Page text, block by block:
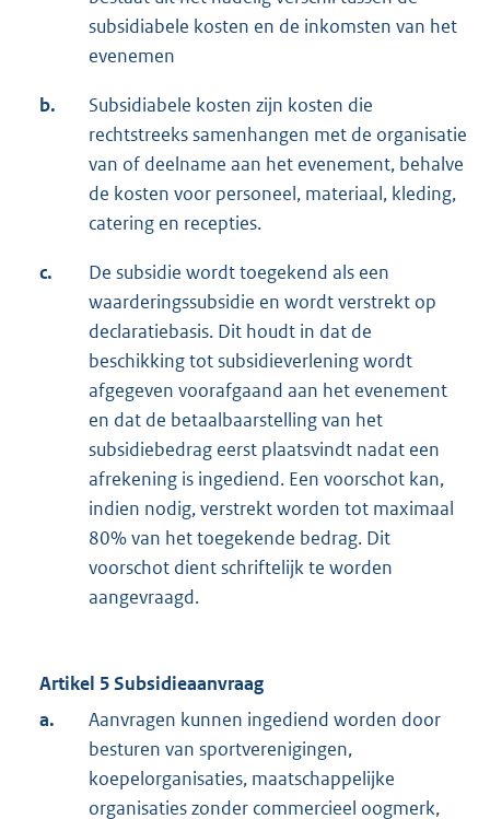
subsidiabele kosten en de inkomsten van het
evenemen
b.
Subsidiabele kosten zijn kosten die
rechtstreeks samenhangen met de organisatie
van of deelname aan het evenement, behalve
de kosten voor personeel, materiaal, kleding,
catering en recepties.
c.
De subsidie wordt toegekend als een
waarderingssubsidie en wordt verstrekt op
declaratiebasis. Dit houdt in dat de
beschikking tot subsidieverlening wordt
afgegeven voorafgaand aan het evenement
en dat de betaalbaarstelling van het
subsidiebedrag eerst plaatsvindt nadat een
afrekening is ingediend. Een voorschot kan,
indien nodig, verstrekt worden tot maximaal
80% van het toegekende bedrag. Dit
voorschot dient schriftelijk te worden
aangevraagd.
Artikel 5 Subsidieaanvraag
a.
Aanvragen kunnen ingediend worden door
besturen van sportverenigingen,
koepelorganisaties, maatschappelijke
organisaties zonder commercieel oogmerk,